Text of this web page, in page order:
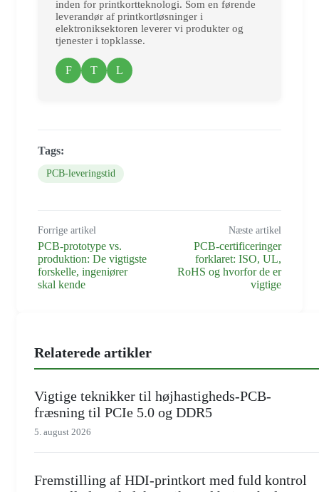
inden for printkortteknologi. Som en førende
leverandør af printkortløsninger i
elektroniksektoren leverer vi produkter og
tjenester i topklasse.
F T L
Tags:
PCB-leveringstid
Forrige artikel
PCB-prototype vs.
produktion: De vigtigste
forskelle, ingeniører
skal kende
Næste artikel
PCB-certificeringer
forklaret: ISO, UL,
RoHS og hvorfor de er
vigtige
Relaterede artikler
Vigtige teknikker til højhastigheds-PCB-
fræsning til PCIe 5.0 og DDR5
5. august 2026
Fremstilling af HDI-printkort med fuld kontrol